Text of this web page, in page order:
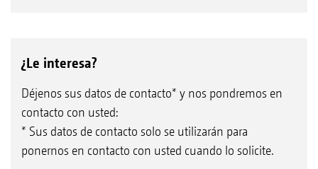
¿Le interesa?
Déjenos sus datos de contacto* y nos pondremos en
contacto con usted:
* Sus datos de contacto solo se utilizarán para
ponernos en contacto con usted cuando lo solicite.